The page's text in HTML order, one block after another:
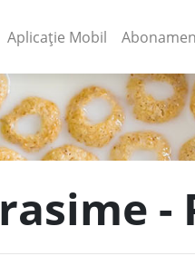
(current)
Aplicație Mobil (current)
-